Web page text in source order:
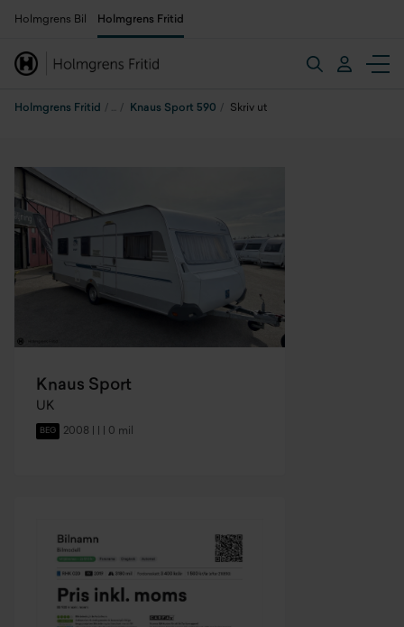
Holmgrens Bil Holmgrens Fritid
Holmgrens Fritid Knaus Sport 590 Skriv ut
Knaus Sport
UK
BEG 2008 | | | 0 mil